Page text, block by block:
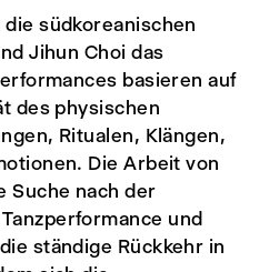
südkoreanischen
Jihun Choi das
basieren auf
des physischen
Ritualen, Klängen,
Die Arbeit von
Suche nach der
und
ständige Rückkehr in